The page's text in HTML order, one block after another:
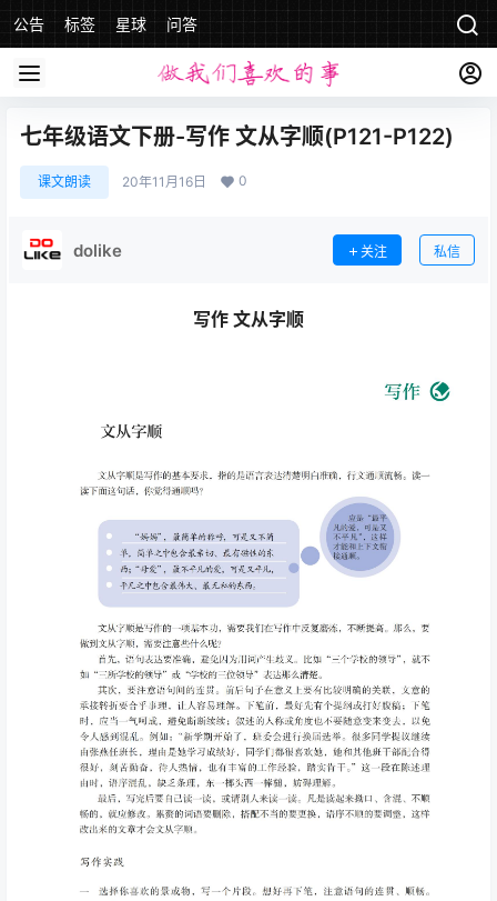
公告 标签 星球 问答
七年级语文下册-写作 文从字顺(P121-P122)
课文朗读 20年11月16日 0
dolike 关注 私信
写作 文从字顺